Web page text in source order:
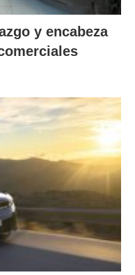
y encabeza